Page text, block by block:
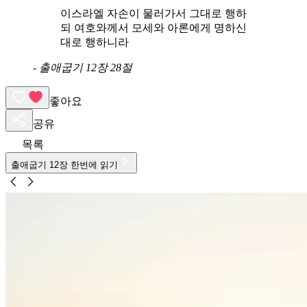
이스라엘 자손이 물러가서 그대로 행하
되 여호와께서 모세와 아론에게 명하신
대로 행하니라
- 출애굽기 12장 28절
좋아요
공유
목록
출애굽기 12장 한번에 읽기